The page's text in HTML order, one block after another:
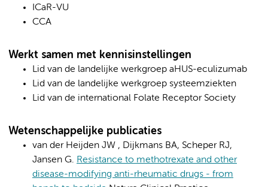
ICaR-VU
CCA
Werkt samen met kennisinstellingen
Lid van de landelijke werkgroep aHUS-eculizumab
Lid van de landelijke werkgroep systeemziekten
Lid van de international Folate Receptor Society
Wetenschappelijke publicaties
van der Heijden JW , Dijkmans BA, Scheper RJ,
Jansen G. Resistance to methotrexate and other
disease-modifying anti-rheumatic drugs - from